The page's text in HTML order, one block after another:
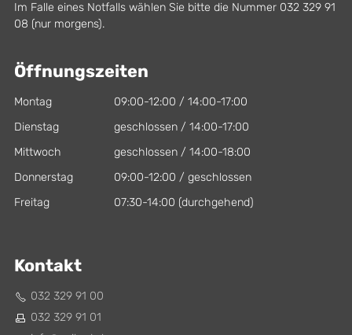
Im Falle eines Notfalls wählen Sie bitte die Nummer 032 329 91
08 (nur morgens).
Öffnungszeiten
Montag
09:00-12:00 / 14:00-17:00
Dienstag
geschlossen / 14:00-17:00
Mittwoch
geschlossen / 14:00-18:00
Donnerstag
09:00-12:00 / geschlossen
Freitag
07:30-14:00 (durchgehend)
Kontakt
032 329 91 00
032 329 91 01